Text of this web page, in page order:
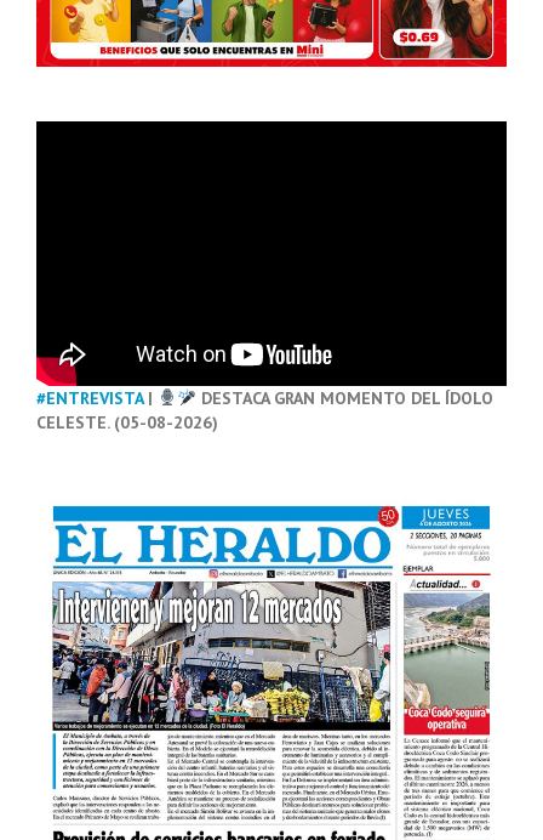
#ENTREVISTA|
DESTACA GRAN MOMENTO DEL ÍDOLO
CELESTE. (05-08-2026)